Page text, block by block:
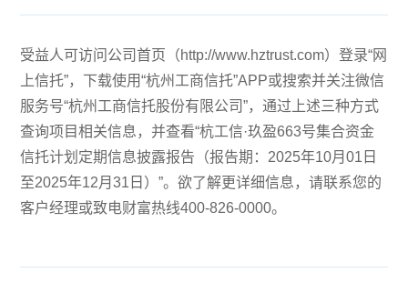
受益人可访问公司首页（http://www.hztrust.com）登录“网
上信托”，下载使用“杭州工商信托”APP或搜索并关注微信
服务号“杭州工商信托股份有限公司”，通过上述三种方式
查询项目相关信息，并查看“杭工信·玖盈663号集合资金
信托计划定期信息披露报告（报告期：2025年10月01日
至2025年12月31日）”。欲了解更详细信息，请联系您的
客户经理或致电财富热线400-826-0000。